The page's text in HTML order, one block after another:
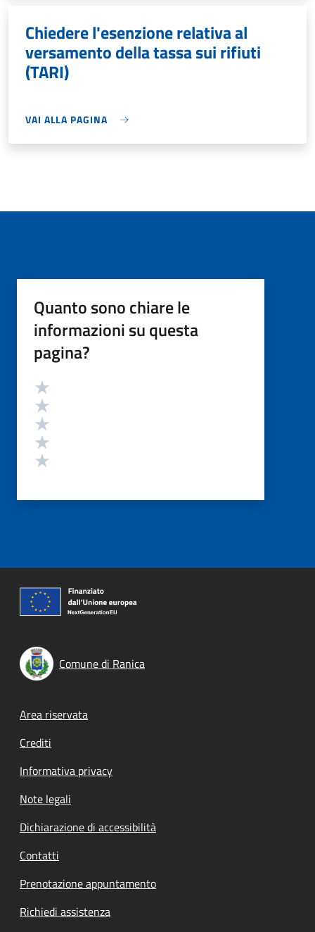
Chiedere l'esenzione relativa al
versamento della tassa sui rifiuti
(TARI)
VAI ALLA PAGINA
Quanto sono chiare le
informazioni su questa
pagina?
Valutazione
Comune di Ranica
Footer menu
Area riservata
Crediti
Informativa privacy
Note legali
Dichiarazione di accessibilità
Contatti
Prenotazione appuntamento
Richiedi assistenza